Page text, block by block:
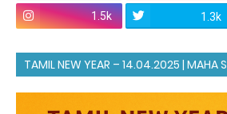
1.5k 1.3k
TAMIL NEW YEAR – 14.04.2025 | MAHA
HOMAM